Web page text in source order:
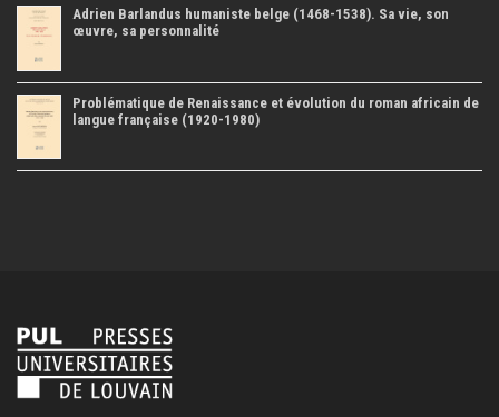
Adrien Barlandus humaniste belge (1468-1538). Sa vie, son
œuvre, sa personnalité
Problématique de Renaissance et évolution du roman africain de
langue française (1920-1980)